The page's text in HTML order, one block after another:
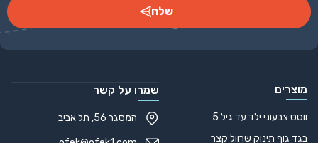
שלח
מוצרים
ווסט צבעוני ילד עד גיל 5
בגד גוף תינוק שרוול קצר
שמרו על קשר
המסגר 56, תל אביב